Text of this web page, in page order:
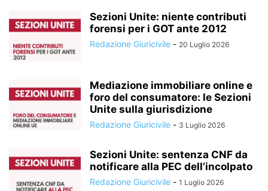
Sezioni Unite: niente contributi
forensi per i GOT ante 2012
Redazione Giuricivile - 20 Luglio 2026
Mediazione immobiliare online e
foro del consumatore: le Sezioni
Unite sulla giurisdizione
Redazione Giuricivile - 3 Luglio 2026
Sezioni Unite: sentenza CNF da
notificare alla PEC dell’incolpato
Redazione Giuricivile - 1 Luglio 2026